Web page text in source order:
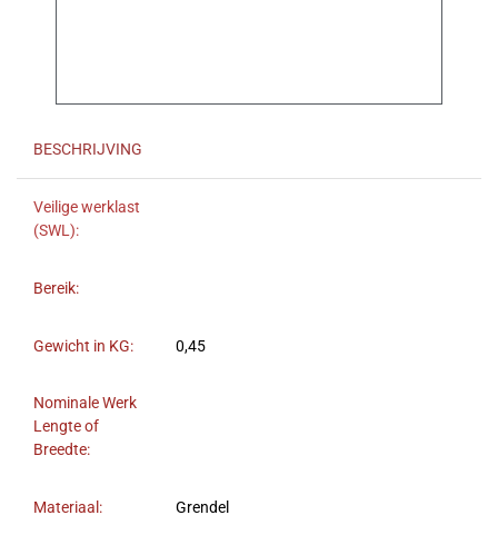
BESCHRIJVING
Veilige werklast
(SWL):
Bereik:
Gewicht in KG: 0,45
Nominale Werk
Lengte of
Breedte:
Materiaal: Grendel